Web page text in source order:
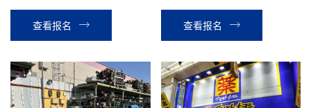
确认等相关工作。
查看报名
酒店内设施介绍引导，餐厅服
务，客房整理等酒店安排的相关
工作。
查看报名